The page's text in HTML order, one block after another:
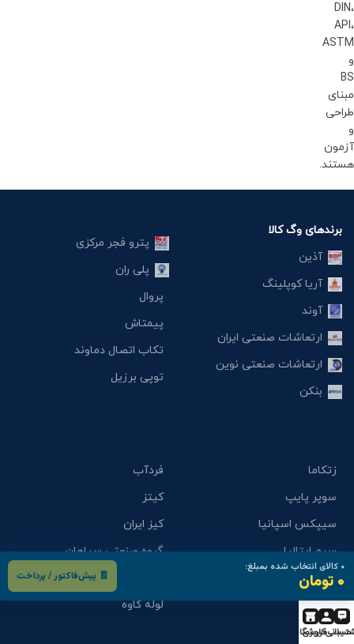
۰ کالای انتخاب شده بمبلغ:
۰ تومان 🧾 پیش‌فاکتور / پرداخت
DIN،
API،
ASTM
و
BS
مبنای
طراحی
و
آزمون
هستند.
برندهای وگ کالا
آذین
آریا کوپلینگ
آوند
ارتعاشات صنعتی ایران
ارتعاشات صنعتی نوین
بنکن
پترو فجر مرکزی
پلی ران
پروال
پیمتاش
تکاب اتصال دماوند
توپی برزیل
زتکاما
سوپر پایپ
سیپکس اسپانیا
سیم ایتالیا
شیرآلات صنعتی سام
فاراب
فردآب
کیتز
کیز ایران
گروه صنعتی سپاهان
لوله اهواز
لوله کاوه
حساب کاربری
فروشگاه